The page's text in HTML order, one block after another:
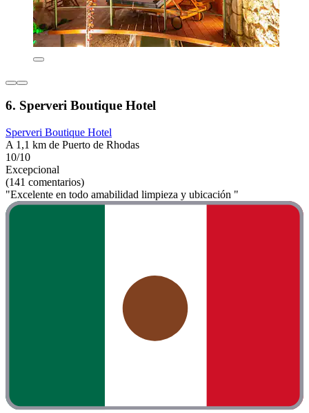
6. Sperveri Boutique Hotel
Sperveri Boutique Hotel
A 1,1 km de Puerto de Rhodas
10/10
Excepcional
(141 comentarios)
"Excelente en todo amabilidad limpieza y ubicación "